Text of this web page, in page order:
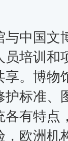
国文
培训
。博
标准
各有特
欧洲